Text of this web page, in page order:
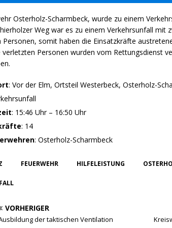
Osterholz-Scharmbeck, wurde zu einem
Weg war es zu einem Verkehrsunfall mit
Personen, somit haben die Einsatzkräfte
Personen wurden vom Rettungsdienst
: Vor der Elm, Ortsteil Westerbeck, Osterholz-
: 15:46 Uhr – 16:50 Uhr
: 14
: Osterholz-Scharmbeck
FEUERWEHR HILFELEISTUNG
VORHERIGER
der taktischen Ventilation